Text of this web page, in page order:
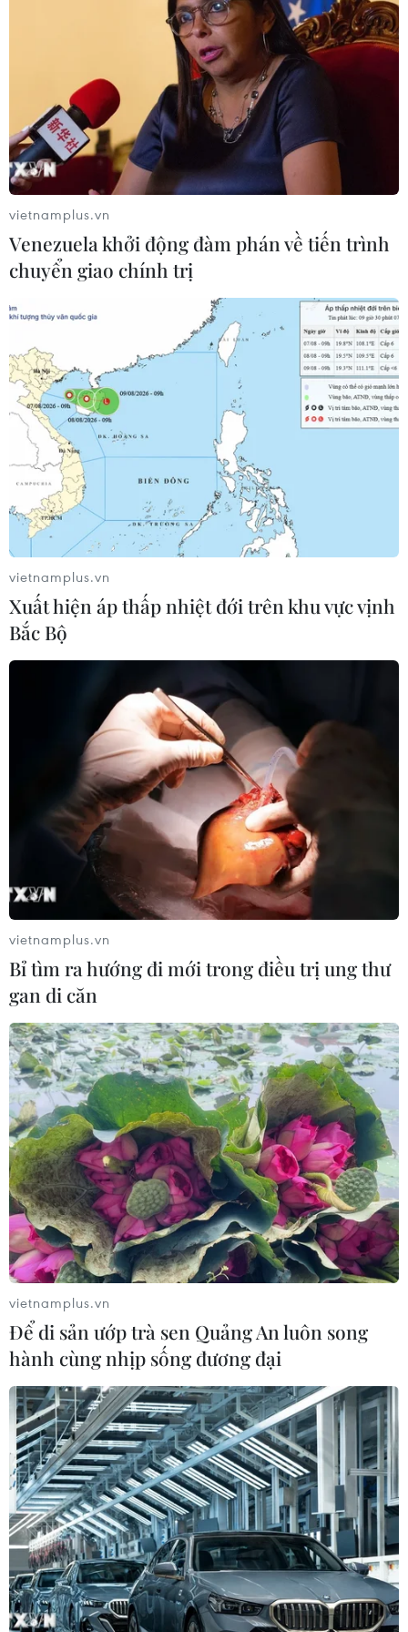
TIN CÙNG CHUYÊN MỤC
Mỹ can thiệp khẩn cấp, ngăn
Israel mở rộng đòn trừng phạt
vietnamplus.vn
Venezuela khởi động đàm phán về tiến trình
chuyển giao chính trị
vietnamplus.vn
Xuất hiện áp thấp nhiệt đới trên khu vực vịnh
Bắc Bộ
vietnamplus.vn
Bỉ tìm ra hướng đi mới trong điều trị ung thư
gan di căn
vietnamplus.vn
Để di sản ướp trà sen Quảng An luôn song
hành cùng nhịp sống đương đại